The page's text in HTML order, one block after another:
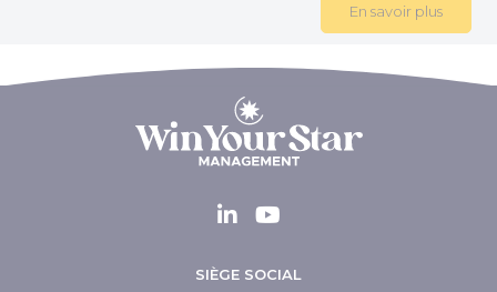
En savoir plus
SIÈGE SOCIAL